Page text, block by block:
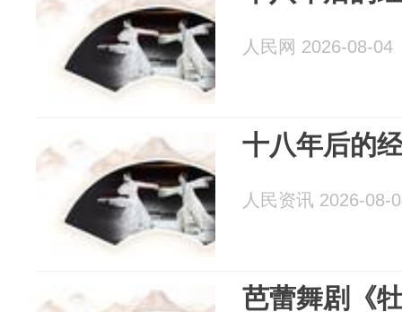
人民网 2026-08-04
十八年后的
人民资讯 2026-08-
芭蕾舞剧《